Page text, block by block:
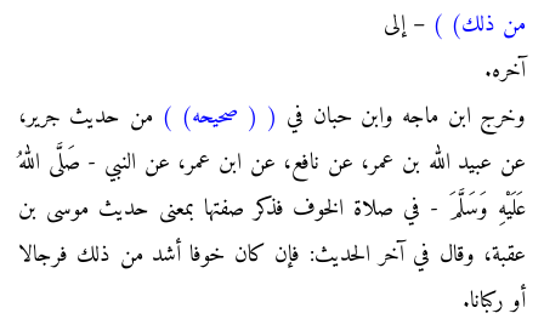
من ذلك) ) – إلى
آخره.
وخرج ابن ماجه وابن حبان في ( ( صحيحه) ) من حديث جرير،
عن عبيد الله بن عمر، عن نافع، عن ابن عمر، عن النبي - صَلَّى اللهُ
عَلَيْهِ وَسَلَّمَ - في صلاة الخوف فذكر صفتها بمعنى حديث موسى بن
عقبة، وقال في آخر الحديث: فإن كان خوفا أشد من ذلك فرجالا
أو ركبانا.